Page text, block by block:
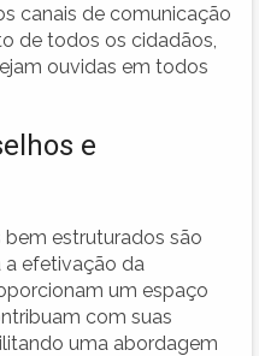
canais de comunicação
de todos os cidadãos,
ouvidas em todos
e
estruturados são
a efetivação da
um espaço
com suas
uma abordagem